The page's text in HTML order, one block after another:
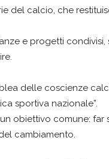
del calcio, che
e progetti
delle coscienze
sportiva nazionale”.
obiettivo comune:
cambiamento.